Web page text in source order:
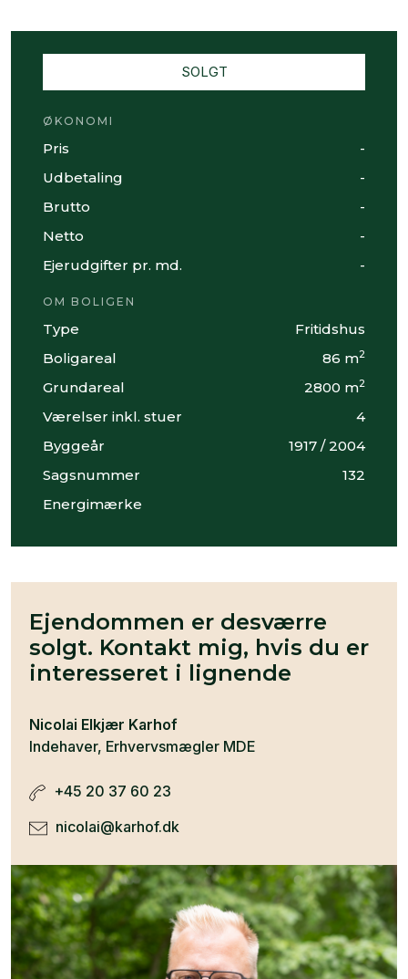
SOLGT
ØKONOMI
Pris
-
Udbetaling
-
Brutto
-
Netto
-
Ejerudgifter pr. md.
-
OM BOLIGEN
Type
Fritidshus
Boligareal
86 m2
Grundareal 2800 m2
Værelser inkl. stuer
4
Byggeår
1917 / 2004
Sagsnummer
132
Energimærke
Ejendommen er desværre
solgt. Kontakt mig, hvis du er
interesseret i lignende
Nicolai Elkjær Karhof
Indehaver, Erhvervsmægler MDE
+45 20 37 60 23
nicolai@karhof.dk